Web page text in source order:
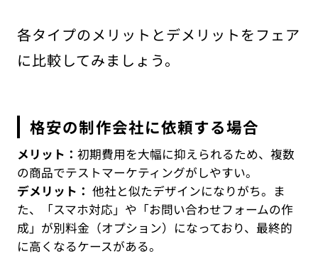
各タイプのメリットとデメリットをフェア
に比較してみましょう。
格安の制作会社に依頼する場合
メリット： 初期費用を大幅に抑えられるため、複数
の商品でテストマーケティングがしやすい。
デメリット： 他社と似たデザインになりがち。ま
た、「スマホ対応」や「お問い合わせフォームの作
成」が別料金（オプション）になっており、最終的
に高くなるケースがある。